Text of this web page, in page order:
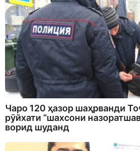
Чаро 120 ҳазор шаҳрванди
рӯйхати “шахсони
ворид шуданд